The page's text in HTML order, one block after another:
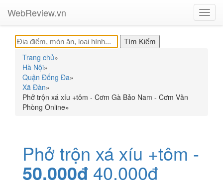
WebReview.vn
Trang chủ»
Hà Nội»
Quận Đống Đa»
Xã Đàn»
Phở trộn xá xíu +tôm - Cơm Gà Bảo Nam - Cơm Văn
Phòng Online»
Phở trộn xá xíu +tôm -
50.000đ 40.000đ